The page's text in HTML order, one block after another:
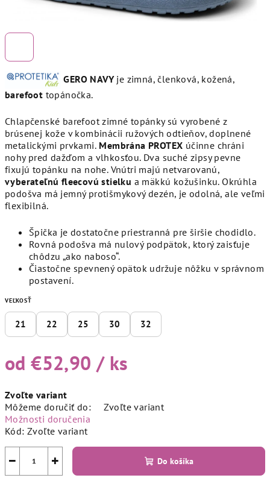
GERO NAVYje zimná, členková, kožená,
barefoot topánočka.
Chlapčenské barefoot zimné topánky sú vyrobené z
brúsenej kože v kombinácii ružových odtieňov, doplnené
metalickými prvkami. Membrána PROTEX účinne chráni
nohy pred dažďom a vlhkosťou. Dva suché zipsy pevne
fixujú topánku na nohe. Vnútri majú netvarovanú,
vyberateľnú fleecovú stielku a mäkkú kožušinku. Okrúhla
podošva má jemný protišmykový dezén, je odolná, ale veľmi
flexibilná.
Špička je dostatočne priestranná pre širšie chodidlo.
Rovná podošva má nulový podpätok, ktorý zaisťuje
chôdzu „ako naboso“.
Čiastočne spevnený opätok udržuje nôžku v správnom
postavení.
VEĽKOSŤ
21 22 25 30 32
od€52,90 / ks
cena:
Zvoľte variant
Môžeme doručiť do:
Zvoľte variant
Možnosti doručenia
Kód: Zvoľte variant
+
− Do košíka